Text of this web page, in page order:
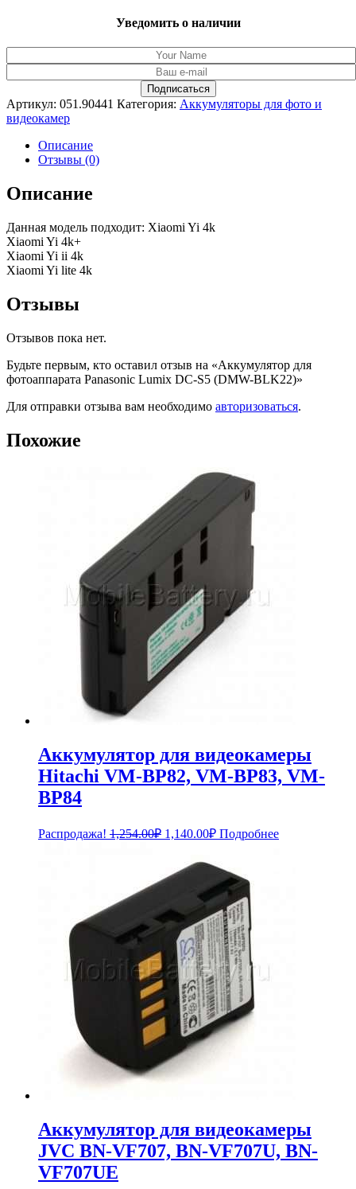
Уведомить о наличии
Артикул: 051.90441 Категория: Аккумуляторы для фото и
видеокамер
Описание
Отзывы (0)
Описание
Данная модель подходит: Xiaomi Yi 4k
Xiaomi Yi 4k+
Xiaomi Yi ii 4k
Xiaomi Yi lite 4k
Отзывы
Отзывов пока нет.
Будьте первым, кто оставил отзыв на «Аккумулятор для
фотоаппарата Panasonic Lumix DC-S5 (DMW-BLK22)»
Для отправки отзыва вам необходимо авторизоваться.
Похожие
Аккумулятор для видеокамеры
Hitachi VM-BP82, VM-BP83, VM-
BP84
Распродажа! 1,254.00₽ Первоначальная
составляла
1,254.00₽.
1,140.00₽Текущая
цена:
Подробнее
Аккумулятор для видеокамеры
JVC BN-VF707, BN-VF707U, BN-
VF707UE